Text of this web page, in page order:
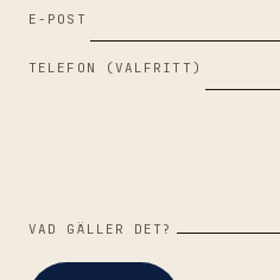
E-POST
TELEFON (VALFRITT)
VAD GÄLLER DET?